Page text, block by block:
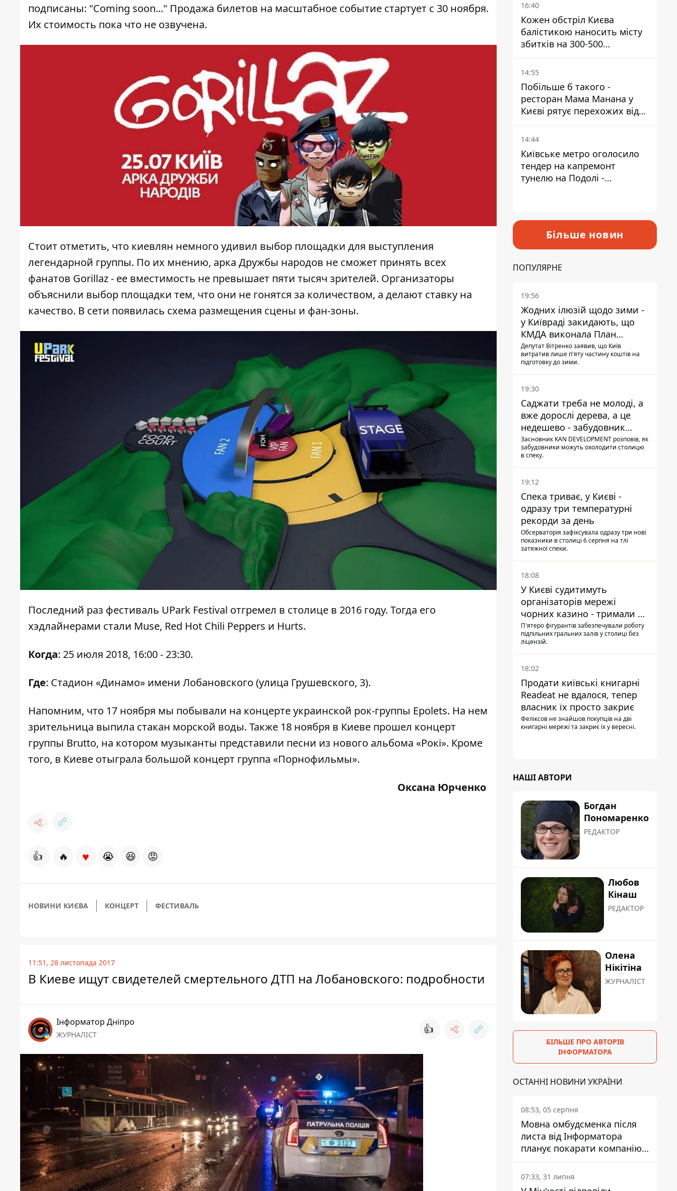
подписаны: "Coming soon..." Продажа билетов на масштабное событие стартует с 30 ноября.
Их стоимость пока что не озвучена.
Стоит отметить, что киевлян немного удивил выбор площадки для выступления
легендарной группы. По их мнению, арка Дружбы народов не сможет принять всех
фанатов Gorillaz - ее вместимость не превышает пяти тысяч зрителей. Организаторы
объяснили выбор площадки тем, что они не гонятся за количеством, а делают ставку на
качество. В сети появилась схема размещения сцены и фан-зоны.
Последний раз фестиваль UPark Festival отгремел в столице в 2016 году. Тогда его
хэдлайнерами стали Muse, Red Hot Chili Peppers и Hurts.
Когда: 25 июля 2018, 16:00 - 23:30.
Где: Стадион «Динамо» имени Лобановского (улица Грушевского, 3).
Напомним, что 17 ноября мы побывали на концерте украинской рок-группы Epolets. На нем
зрительница выпила стакан морской воды. Также 18 ноября в Киеве прошел концерт
группы Brutto, на котором музыканты представили песни из нового альбома «Рокі». Кроме
того, в Киеве отыграла большой концерт группа «Порнофильмы».
Оксана Юрченко
👍 🔥 ♥ 😭 😆 😡
НОВИНИ КИЄВА КОНЦЕРТ ФЕСТИВАЛЬ
11:51, 28 листопада 2017
В Киеве ищут свидетелей смертельного ДТП на Лобановского: подробности
Інформатор Дніпро
ЖУРНАЛІСТ 👍
16:40
Кожен обстріл Києва
балістикою наносить місту
збитків на 300-500
мільйонів - Петро
Пантелеєв
14:55
Побільше б такого -
ресторан Мама Манана у
Києві рятує перехожих від
спеки
14:44
Київське метро оголосило
тендер на капремонт
тунелю на Подолі -
Більше новин
ПОПУЛЯРНЕ
19:56
Жодних ілюзій щодо зими -
у Київраді закидають, що
КМДА виконала План
стійкості на 20%
Депутат Вітренко заявив, що Київ
витратив лише п'яту частину коштів на
підготовку до зими.
19:30
Саджати треба не молоді, а
вже дорослі дерева, а це
недешево - забудовник
Ніконов
Засновник KAN DEVELOPMENT розповів, як
забудовники можуть охолодити столицю
в спеку.
19:12
Спека триває, у Києві -
одразу три температурні
рекорди за день
Обсерваторія зафіксувала одразу три нові
показники в столиці 6 серпня на тлі
затяжної спеки.
18:08
У Києві судитимуть
організаторів мережі
чорних казино - тримали 39
закладів
П'ятеро фігурантів забезпечували роботу
підпільних гральних залів у столиці без
ліцензій.
18:02
Продати київські книгарні
Readeat не вдалося, тепер
власник їх просто закриє
Феліксов не знайшов покупців на дві
книгарні мережі та закриє їх у вересні.
НАШІ АВТОРИ
Богдан
Пономаренко
РЕДАКТОР
Любов
Кінаш
РЕДАКТОР
Олена
Нікітіна
ЖУРНАЛІСТ
БІЛЬШЕ ПРО АВТОРІВ
ІНФОРМАТОРА
ОСТАННІ НОВИНИ УКРАЇНИ
08:53, 05 серпня
Мовна омбудсменка після
листа від Інформатора
планує покарати компанію-
підрядника ПриватБанку
07:33, 31 липня